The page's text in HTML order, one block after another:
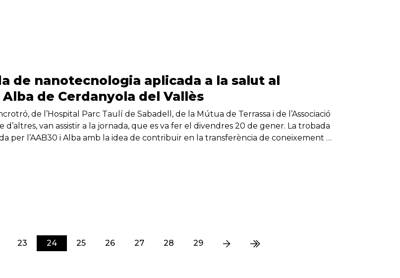
de nanotecnologia aplicada a la salut al
de Cerdanyola del Vallès
de l’Hospital Parc Taulí de Sabadell, de la Mútua de Terrassa i de l’Associació
d’altres, van assistir a la jornada, que es va fer el divendres 20 de gener. La trobada
per l’AAB30 i Alba amb la idea de contribuir en la transferència de coneixement …
23 24(current)
25 26 27 28 29